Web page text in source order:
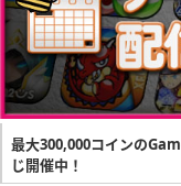
最大300,000コインの
じ開催中！